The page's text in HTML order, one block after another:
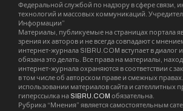
Федеральной службой по надзору в сфере связи,
технологий и массовых коммуникаций.
Информации”
Материалы, публикуемые на страницах портала
зрения их авторов и не всегда совпадают с
интернет-журнала SIBRU.COM вступает в диалог
обязана это делать. Все права на материалы,
интернет-журнала охраняются в соответствии с
в том числе об авторском праве и смежных
использовании материалов сайта и сателлитных
гиперссылка на SIBRU.COM обязательна.
Рубрика “Мнения” является самостоятельным